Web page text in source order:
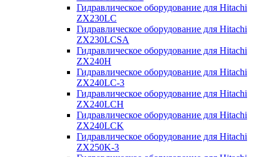
Гидравлическое оборудование для Hitachi
ZX230LC
Гидравлическое оборудование для Hitachi
ZX230LCSA
Гидравлическое оборудование для Hitachi
ZX240H
Гидравлическое оборудование для Hitachi
ZX240LC-3
Гидравлическое оборудование для Hitachi
ZX240LCH
Гидравлическое оборудование для Hitachi
ZX240LCK
Гидравлическое оборудование для Hitachi
ZX250K-3